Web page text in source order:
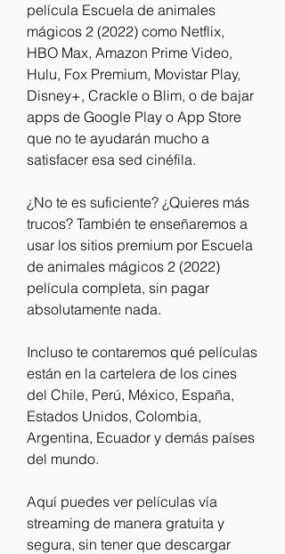
película Escuela de animales
mágicos 2 (2022) como Netflix,
HBO Max, Amazon Prime Video,
Hulu, Fox Premium, Movistar Play,
Disney+, Crackle o Blim, o de bajar
apps de Google Play o App Store
que no te ayudarán mucho a
satisfacer esa sed cinéfila.
¿No te es suficiente? ¿Quieres más
trucos? También te enseñaremos a
usar los sitios premium por Escuela
de animales mágicos 2 (2022)
película completa, sin pagar
absolutamente nada.
Incluso te contaremos qué películas
están en la cartelera de los cines
del Chile, Perú, México, España,
Estados Unidos, Colombia,
Argentina, Ecuador y demás países
del mundo.
Aquí puedes ver películas vía
streaming de manera gratuita y
segura, sin tener que descargar